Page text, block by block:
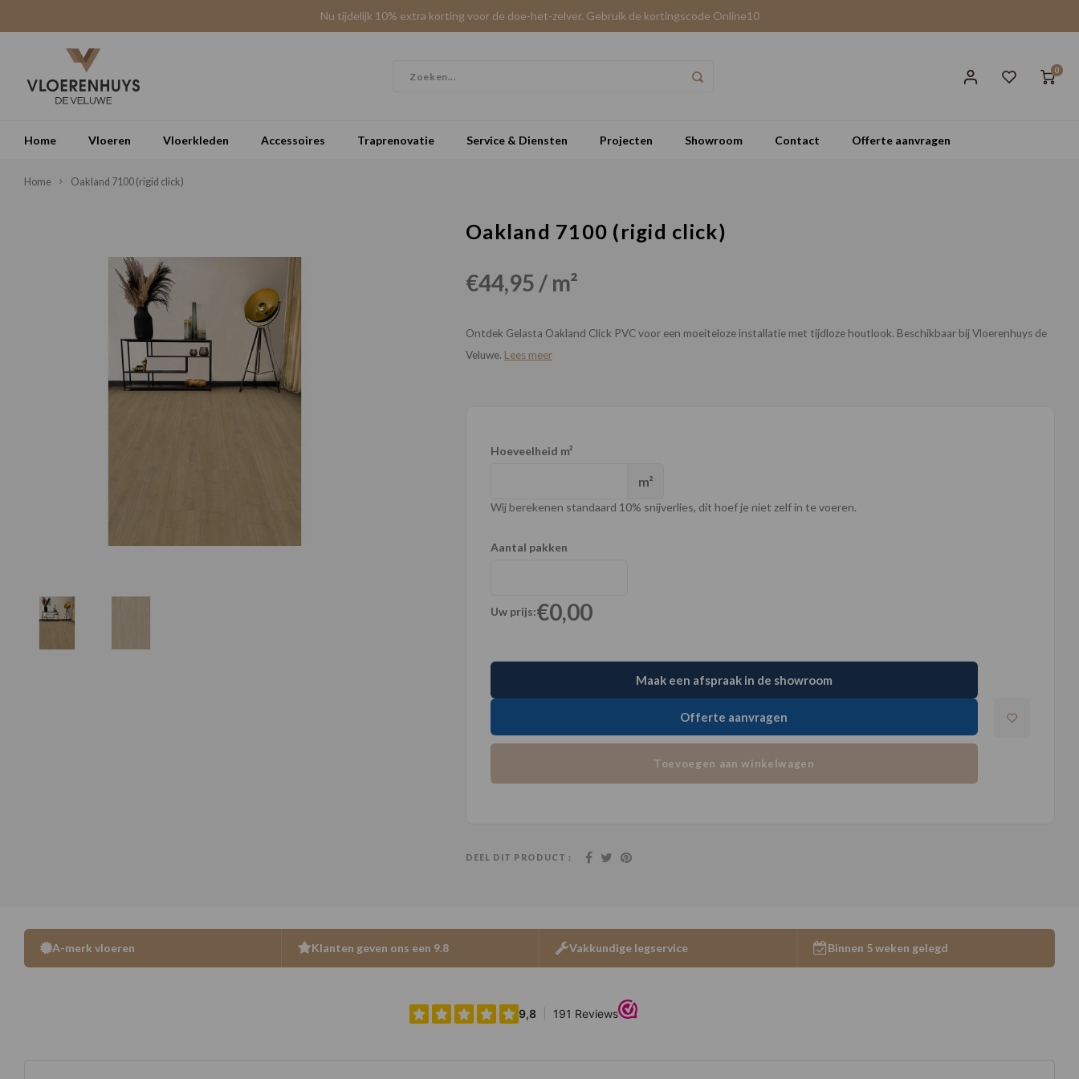
Nu tijdelijk 10% extra korting voor de doe-het-zelver. Gebruik de kortingscode Online10
0
Home Vloeren Vloerkleden Accessoires Traprenovatie Service & Diensten Projecten Showroom Contact Offerte aanvragen
Home Oakland 7100 (rigid click)
Oakland 7100 (rigid click)
€44,95 / m²
Ontdek Gelasta Oakland Click PVC voor een moeiteloze installatie met tijdloze houtlook. Beschikbaar bij Vloerenhuys de
Veluwe. Lees meer
Hoeveelheid m²
m²
Wij berekenen standaard 10% snijverlies, dit hoef je niet zelf in te voeren.
Aantal pakken
Uw prijs:€0,00
Maak een afspraak in de showroom
Offerte aanvragen
Toevoegen aan winkelwagen
DEEL DIT PRODUCT :
A-merk vloeren Klanten geven ons een 9.8 Vakkundige legservice Binnen 5 weken gelegd